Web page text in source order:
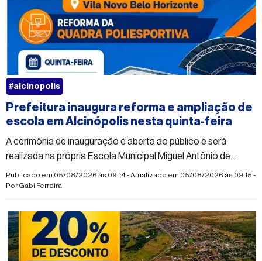
Prefeitura inaugura reforma e ampliação de
escola em Alcinópolis nesta quinta-feira
A cerimônia de inauguração é aberta ao público e será
realizada na própria Escola Municipal Miguel Antônio de
Morais
Publicado em 05/08/2026 às 09:14 - Atualizado em 05/08/2026 às 09:15 -
PorGabi Ferreira
#alcinopolis